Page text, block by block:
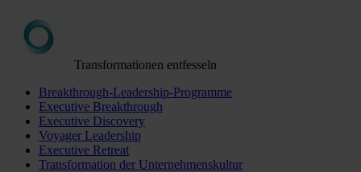
Transformationen entfesseln
Breakthrough-Leadership-Programme
Executive Breakthrough
Executive Discovery
Voyager Leadership
Executive Retreat
Transformation der Unternehmenskultur